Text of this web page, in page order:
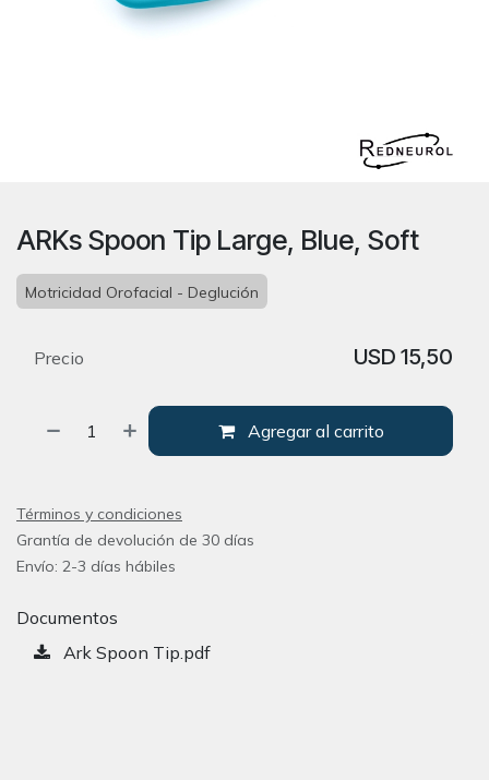
ARKs Spoon Tip Large, Blue, Soft
Motricidad Orofacial - Deglución
Agregar al carrito
Precio USD 15,50
Términos y condiciones
Grantía de devolución de 30 días
Envío: 2-3 días hábiles
Documentos
Ark Spoon Tip.pdf